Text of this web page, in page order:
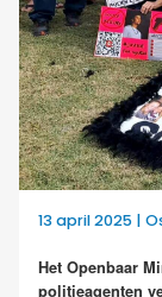
13 april 2025 |
Het Openbaar
politieagenten